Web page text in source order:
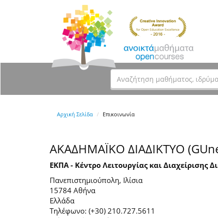
Αρχική Σελίδα Επικοινωνία
ΑΚΑΔΗΜΑΪΚΟ ΔΙΑΔΙΚΤΥΟ
ΕΚΠΑ - Κέντρο Λειτουργίας και Διαχείρισης
Πανεπιστημιούπολη, Ιλίσια
15784 Αθήνα
Ελλάδα
Τηλέφωνο: (+30) 210.727.5611